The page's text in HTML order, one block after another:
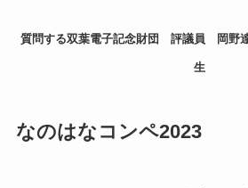
質問する双葉電子記念財団 評議員 岡野
生
なのはなコンペ2023